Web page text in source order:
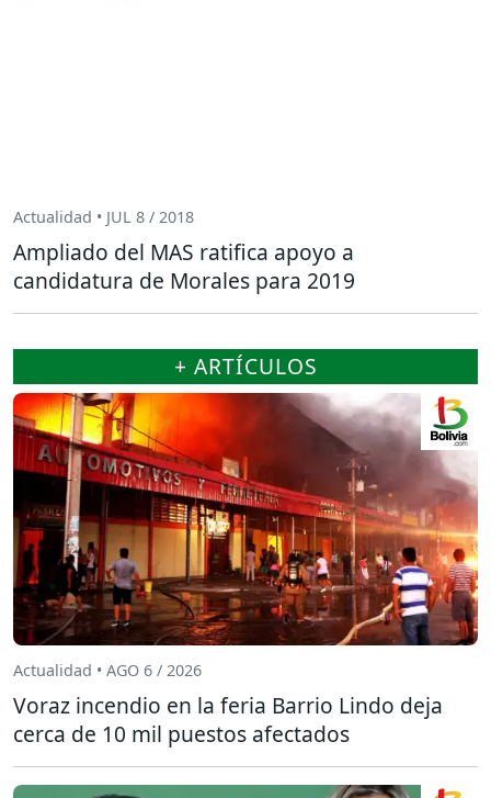
Actualidad • JUL 8 / 2018
Ampliado del MAS ratifica apoyo a
candidatura de Morales para 2019
+ ARTÍCULOS
Actualidad • AGO 6 / 2026
Voraz incendio en la feria Barrio Lindo deja
cerca de 10 mil puestos afectados